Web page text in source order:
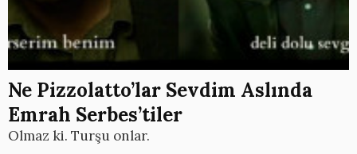
Ne Pizzolatto’lar Sevdim Aslında
Emrah Serbes’tiler
Olmaz ki. Turşu onlar.